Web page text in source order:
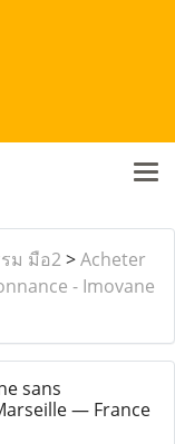
ม มือ2>Acheter
- Imovane
sans
— France